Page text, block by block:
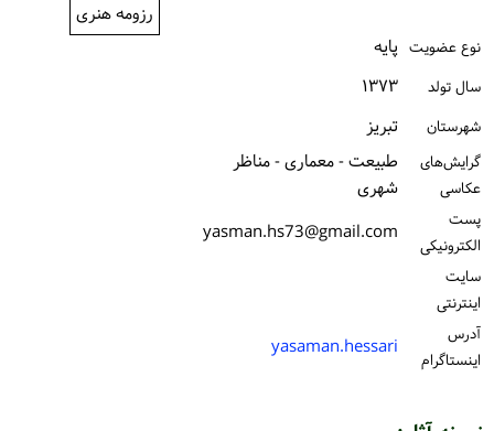
رزومه هنری
نوع عضویت پایه
سال تولد ۱۳۷۳
شهرستان تبریز
گرایش‌های
عکاسی
طبیعت - معماری - مناظر
شهری
پست
الكترونیكی
yasman.hs73@gmail.com
سایت
اینترنتی
آدرس
اینستاگرام
yasaman.hessari